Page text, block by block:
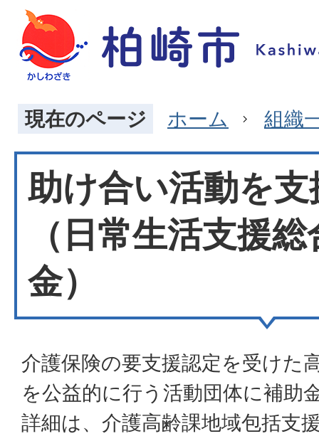
現在のページ ホーム 組織
助け合い活動を
（日常生活支援
金）
介護保険の要支援認定を受けた
を公益的に行う活動団体に補助
詳細は、介護高齢課地域包括支